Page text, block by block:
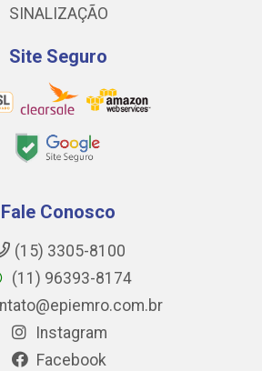
SINALIZAÇÃO
Site Seguro
Fale Conosco
(15) 3305-8100
(11) 96393-8174
Instagram
Facebook